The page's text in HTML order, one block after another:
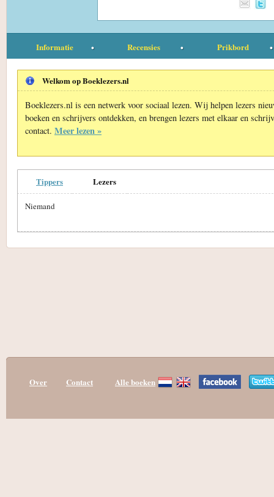
Informatie Recensies Prikbord
Welkom op Boeklezers.nl
Boeklezers.nl is een netwerk voor sociaal lezen. Wij helpen lezers
boeken en schrijvers ontdekken, en brengen lezers met elkaar en
contact. Meer lezen »
Tippers Lezers
Niemand
Over Contact Alle boeken